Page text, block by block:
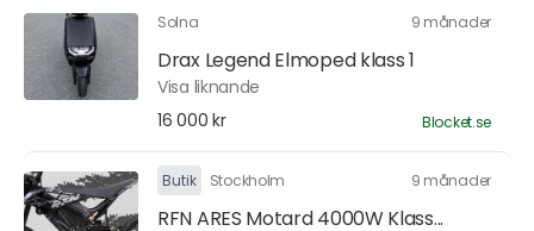
Solna 9 månader
Drax Legend Elmoped klass 1
Visa liknande
16 000 kr
Blocket.se
Butik Stockholm 9 månader
RFN ARES Motard 4000W Klass...